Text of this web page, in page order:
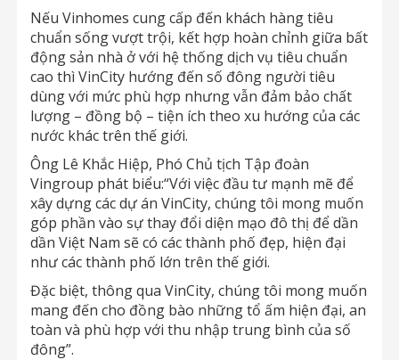
Nếu Vinhomes cung cấp đến khách hàng tiêu
chuẩn sống vượt trội, kết hợp hoàn chỉnh giữa bất
động sản nhà ở với hệ thống dịch vụ tiêu chuẩn
cao thì VinCity hướng đến số đông người tiêu
dùng với mức phù hợp nhưng vẫn đảm bảo chất
lượng – đồng bộ – tiện ích theo xu hướng của các
nước khác trên thế giới.
Ông Lê Khắc Hiệp, Phó Chủ tịch Tập đoàn
Vingroup phát biểu:“Với việc đầu tư mạnh mẽ để
xây dựng các dự án VinCity, chúng tôi mong muốn
góp phần vào sự thay đổi diện mạo đô thị để dần
dần Việt Nam sẽ có các thành phố đẹp, hiện đại
như các thành phố lớn trên thế giới.
Đặc biệt, thông qua VinCity, chúng tôi mong muốn
mang đến cho đồng bào những tổ ấm hiện đại, an
toàn và phù hợp với thu nhập trung bình của số
đông”.